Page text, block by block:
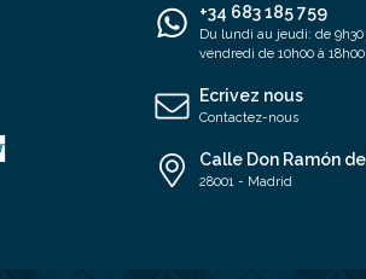
+34 683 185 759
Du lundi au jeudi: de 9h30
vendredi de 10h00 à 18h00
Ecrivez nous
Contactez-nous
Calle Don Ramón
28001 - Madrid